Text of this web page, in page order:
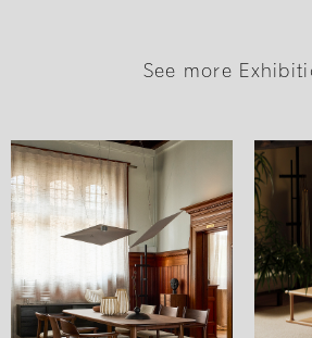
See more